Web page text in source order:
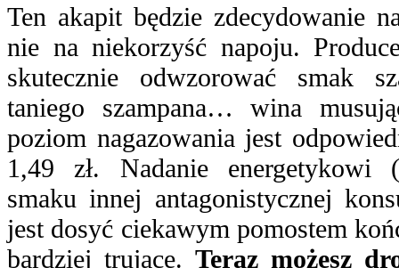
Ten akapit będzie zdecydowanie
nie na niekorzyść napoju.
skutecznie odwzorować smak
taniego szampana… wina
poziom nagazowania jest
1,49 zł. Nadanie energetykowi
smaku innej antagonistycznej
jest dosyć ciekawym pomostem
bardziej trujące. Teraz możesz